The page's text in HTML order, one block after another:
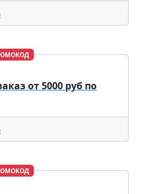
от 5000 руб по